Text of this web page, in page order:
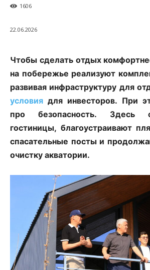
1606
22.06.2026
Чтобы сделать отдых
на побережье реализуют
развивая инфраструктуру для
условия для инвесторов. При
про безопасность. Здесь
гостиницы, благоустраивают
спасательные посты и
очистку акватории.